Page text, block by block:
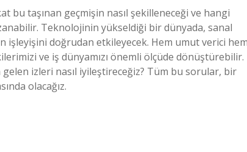
bu taşınan geçmişin nasıl şekilleneceği ve hangi
Teknolojinin yükseldiği bir dünyada, sanal
işleyişini doğrudan etkileyecek. Hem umut verici
ve iş dünyamızı önemli ölçüde dönüştürebilir.
izleri nasıl iyileştireceğiz? Tüm bu sorular, bir
olacağız.